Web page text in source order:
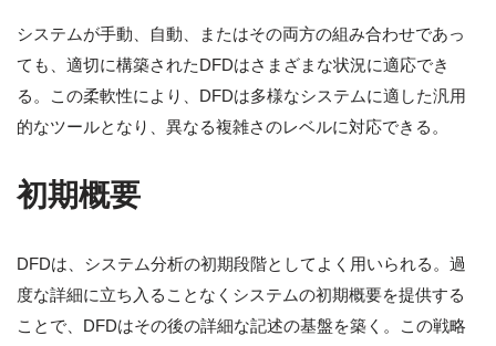
システムが手動、自動、またはその両方の組み合わせであっ
ても、適切に構築されたDFDはさまざまな状況に適応でき
る。この柔軟性により、DFDは多様なシステムに適した汎用
的なツールとなり、異なる複雑さのレベルに対応できる。
初期概要
DFDは、システム分析の初期段階としてよく用いられる。過
度な詳細に立ち入ることなくシステムの初期概要を提供する
ことで、DFDはその後の詳細な記述の基盤を築く。この戦略